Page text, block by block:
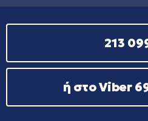
213
ή στο Viber